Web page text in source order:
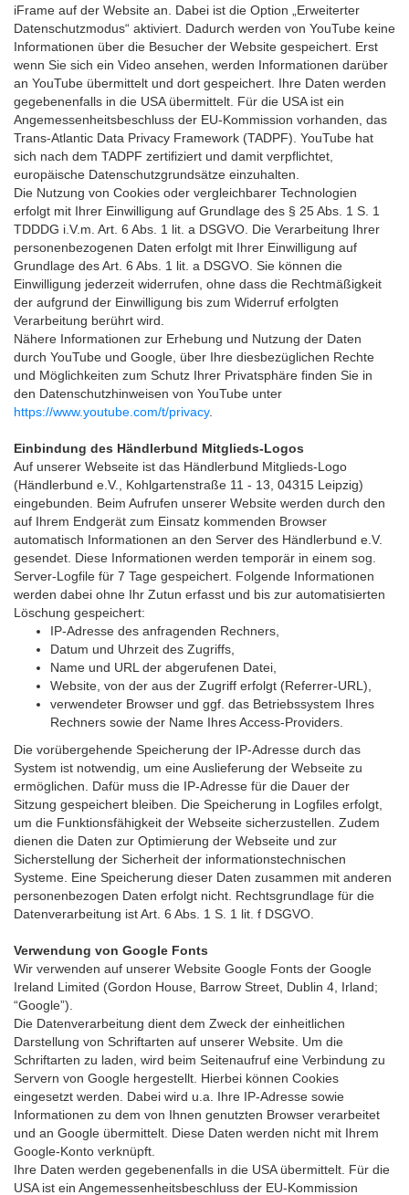
iFrame auf der Website an. Dabei ist die Option „Erweiterter
Datenschutzmodus“ aktiviert. Dadurch werden von YouTube keine
Informationen über die Besucher der Website gespeichert. Erst
wenn Sie sich ein Video ansehen, werden Informationen darüber
an YouTube übermittelt und dort gespeichert. Ihre Daten werden
gegebenenfalls in die USA übermittelt. Für die USA ist ein
Angemessenheitsbeschluss der EU-Kommission vorhanden, das
Trans-Atlantic Data Privacy Framework (TADPF). YouTube hat
sich nach dem TADPF zertifiziert und damit verpflichtet,
europäische Datenschutzgrundsätze einzuhalten.
Die Nutzung von Cookies oder vergleichbarer Technologien
erfolgt mit Ihrer Einwilligung auf Grundlage des § 25 Abs. 1 S. 1
TDDDG i.V.m. Art. 6 Abs. 1 lit. a DSGVO. Die Verarbeitung Ihrer
personenbezogenen Daten erfolgt mit Ihrer Einwilligung auf
Grundlage des Art. 6 Abs. 1 lit. a DSGVO. Sie können die
Einwilligung jederzeit widerrufen, ohne dass die Rechtmäßigkeit
der aufgrund der Einwilligung bis zum Widerruf erfolgten
Verarbeitung berührt wird.
Nähere Informationen zur Erhebung und Nutzung der Daten
durch YouTube und Google, über Ihre diesbezüglichen Rechte
und Möglichkeiten zum Schutz Ihrer Privatsphäre finden Sie in
den Datenschutzhinweisen von YouTube unter
https://www.youtube.com/t/privacy.
Einbindung des Händlerbund Mitglieds-Logos
Auf unserer Webseite ist das Händlerbund Mitglieds-Logo
(Händlerbund e.V., Kohlgartenstraße 11 - 13, 04315 Leipzig)
eingebunden. Beim Aufrufen unserer Website werden durch den
auf Ihrem Endgerät zum Einsatz kommenden Browser
automatisch Informationen an den Server des Händlerbund e.V.
gesendet. Diese Informationen werden temporär in einem sog.
Server-Logfile für 7 Tage gespeichert. Folgende Informationen
werden dabei ohne Ihr Zutun erfasst und bis zur automatisierten
Löschung gespeichert:
IP-Adresse des anfragenden Rechners,
Datum und Uhrzeit des Zugriffs,
Name und URL der abgerufenen Datei,
Website, von der aus der Zugriff erfolgt (Referrer-URL),
verwendeter Browser und ggf. das Betriebssystem Ihres
Rechners sowie der Name Ihres Access-Providers.
Die vorübergehende Speicherung der IP-Adresse durch das
System ist notwendig, um eine Auslieferung der Webseite zu
ermöglichen. Dafür muss die IP-Adresse für die Dauer der
Sitzung gespeichert bleiben. Die Speicherung in Logfiles erfolgt,
um die Funktionsfähigkeit der Webseite sicherzustellen. Zudem
dienen die Daten zur Optimierung der Webseite und zur
Sicherstellung der Sicherheit der informationstechnischen
Systeme. Eine Speicherung dieser Daten zusammen mit anderen
personenbezogen Daten erfolgt nicht. Rechtsgrundlage für die
Datenverarbeitung ist Art. 6 Abs. 1 S. 1 lit. f DSGVO.
Verwendung von Google Fonts
Wir verwenden auf unserer Website Google Fonts der Google
Ireland Limited (Gordon House, Barrow Street, Dublin 4, Irland;
“Google”).
Die Datenverarbeitung dient dem Zweck der einheitlichen
Darstellung von Schriftarten auf unserer Website. Um die
Schriftarten zu laden, wird beim Seitenaufruf eine Verbindung zu
Servern von Google hergestellt. Hierbei können Cookies
eingesetzt werden. Dabei wird u.a. Ihre IP-Adresse sowie
Informationen zu dem von Ihnen genutzten Browser verarbeitet
und an Google übermittelt. Diese Daten werden nicht mit Ihrem
Google-Konto verknüpft.
Ihre Daten werden gegebenenfalls in die USA übermittelt. Für die
USA ist ein Angemessenheitsbeschluss der EU-Kommission